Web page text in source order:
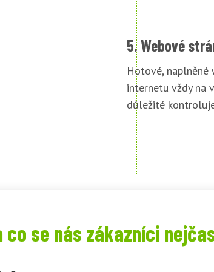
5. Webové
Hotové, naplněné
internetu vždy na
důležité
co se nás zákazníci